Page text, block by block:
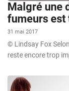
Malgré une
fumeurs est
31 mai 2017
© Lindsay Fox
reste encore trop